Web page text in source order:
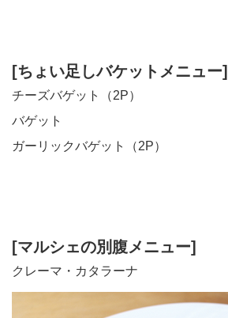
[ちょい足しバケットメニュー]
チーズバゲット（2P）
バゲット
ガーリックバゲット（2P）
[マルシェの別腹メニュー]
クレーマ・カタラーナ